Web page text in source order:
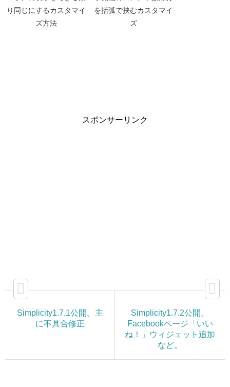
り同じにするカスタマイ
ズ方法
を括弧で挟むカスタマイ
ズ
スポンサーリンク
Simplicity1.7.1公開。主
に不具合修正
Simplicity1.7.2公開。
Facebookページ「いい
ね！」ウィジェット追加
など。